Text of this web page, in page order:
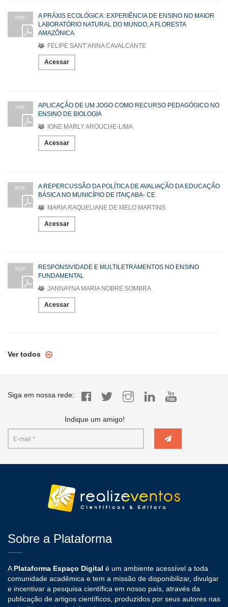
PDF
A PRÁXIS ECOLÓGICA: EXPERIÊNCIA DE ENSINO NO MAIOR
LABORATÓRIO NATURAL DO MUNDO, A FLORESTA
AMAZÔNICA
FELIPE SANT’ANNA CAVALCANTE
Acessar
PDF
APLICAÇÃO DE UM JOGO COMO RECURSO PEDAGÓGICO NO
ENSINO DE BIOLOGIA
IONE MARLY AROUCHE-LIMA
Acessar
PDF
A REPERCUSSÃO DA POLÍTICA DE AVALIAÇÃO DA EDUCAÇÃO
BÁSICA NO MUNICÍPIO DE ITAIÇABA- CE
MARIA RAQUELIANE DE MELO MARTINS
Acessar
PDF
RESPONSIVIDADE E MULTILETRAMENTOS NO ENSINO
FUNDAMENTAL
JANNAYNA MARIA NOBRE SOMBRA
Acessar
Ver todos
Siga em nossa rede:
Indique um amigo!
Sobre a Plataforma
APlataforma Espaço Digital é um ambiente acessível a toda
comunidade acadêmica e tem a missão de disponibilizar, divulgar
e incentivar a pesquisa científica em nosso país, através da
publicação de artigos científicos, produzidos por seus autores nas